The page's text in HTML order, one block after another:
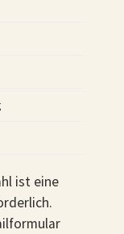
ist eine